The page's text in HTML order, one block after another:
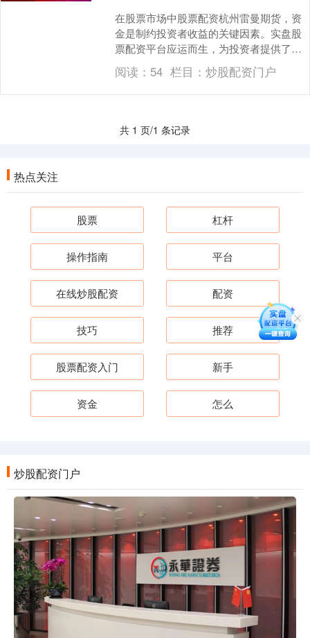
在股票市场中股票配资杭州雷曼期货，资
金是制约投资者收益的关键因素。实盘股
票配资平台应运而生，为投资者提供了杠
杆资金，帮助他们放大收益。 1. 便捷性：
手机作为随....
阅读： 54 栏目： 炒股配资门户
共 1 页/1 条记录
热点关注
股票 杠杆
操作指南 平台
在线炒股配资 配资
技巧 推荐
股票配资入门 新手
资金 怎么
炒股配资门户